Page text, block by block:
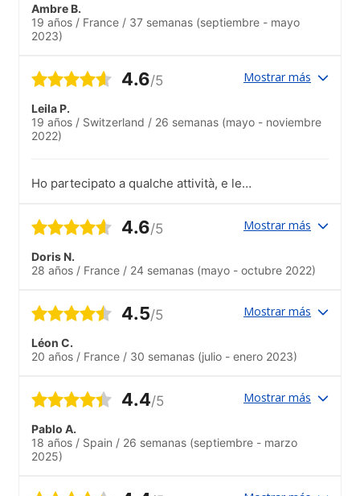
Ambre B.
19 años / France / 37 semanas (septiembre - mayo
2023)
4.6/5 Mostrar más
Leila P.
19 años / Switzerland / 26 semanas (mayo - noviembre
2022)
Ho partecipato a qualche attività, e le
4.6/5 Mostrar más
Doris N.
28 años / France / 24 semanas (mayo - octubre 2022)
4.5/5 Mostrar más
Léon C.
20 años / France / 30 semanas (julio - enero 2023)
4.4/5 Mostrar más
Pablo A.
18 años / Spain / 26 semanas (septiembre - marzo
2025)